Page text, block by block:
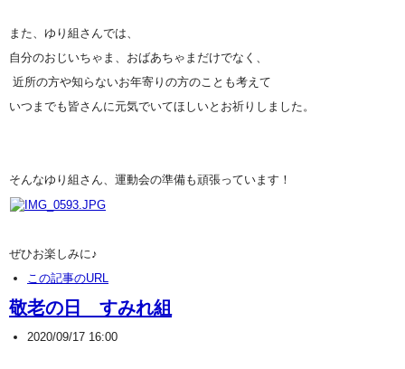
また、ゆり組さんでは、
自分のおじいちゃま、おばあちゃま だけでなく、
近所の方や知らないお年寄りの方のことも考えて
いつまでも皆さんに元気でいてほしいとお祈りしました。
そんなゆり組さん、運動会の準備も頑張っています！
ぜひお楽しみに♪
この記事のURL
敬老の日 すみれ組
2020/09/17 16:00